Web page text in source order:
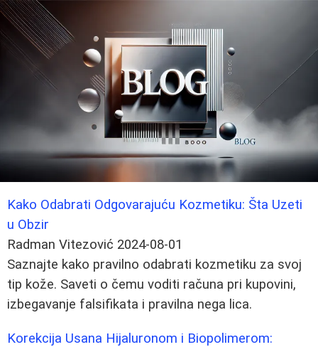
Kako Odabrati Odgovarajuću Kozmetiku: Šta Uzeti
u Obzir
Radman Vitezović 2024-08-01
Saznajte kako pravilno odabrati kozmetiku za svoj
tip kože. Saveti o čemu voditi računa pri kupovini,
izbegavanje falsifikata i pravilna nega lica.
Korekcija Usana Hijaluronom i Biopolimerom: